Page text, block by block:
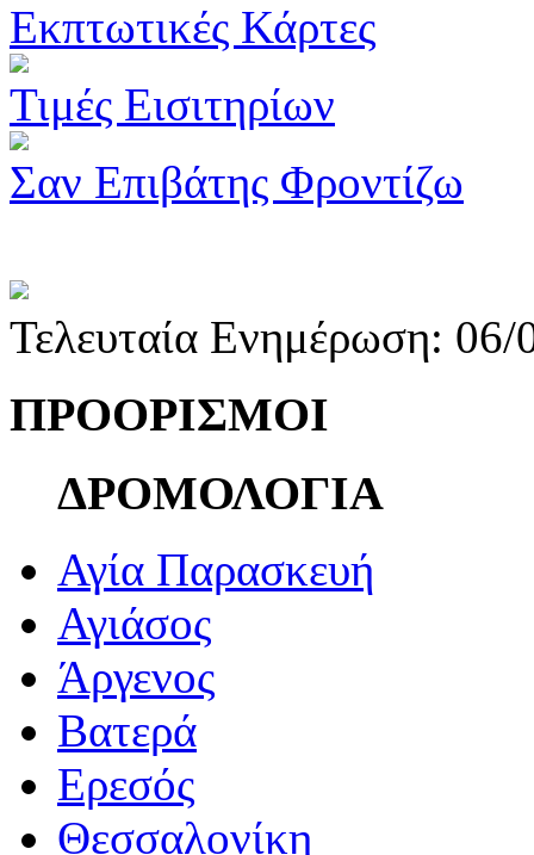
Εκπτωτικές Κάρτες
Τιμές Εισιτηρίων
Σαν Επιβάτης Φροντίζω
Τελευταία Ενημέρωση:
ΠΡΟΟΡΙΣΜΟΙ
ΔΡΟΜΟΛΟΓΙΑ
Αγία Παρασκευή
Αγιάσος
Άργενος
Βατερά
Ερεσός
Θεσσαλονίκη